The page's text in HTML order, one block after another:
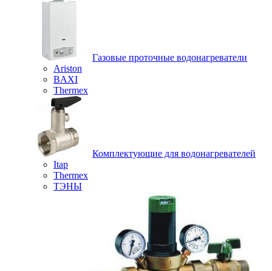
Газовые проточные водонагреватели
Ariston
BAXI
Thermex
Комплектующие для водонагревателей
Itap
Thermex
ТЭНЫ